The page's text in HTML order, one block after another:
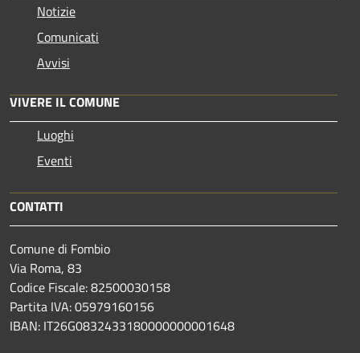
Notizie
Comunicati
Avvisi
VIVERE IL COMUNE
Luoghi
Eventi
CONTATTI
Comune di Fombio
Via Roma, 83
Codice Fiscale: 82500030158
Partita IVA: 05979160156
IBAN: IT26G0832433180000000001648